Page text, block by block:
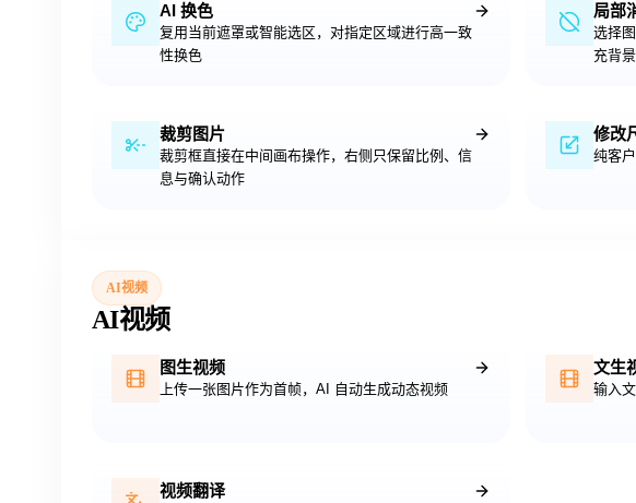
AI 换色
复用当前遮罩或智能选区，对指定区域进行高一致
性换色
局部
选择
充背景
裁剪图片
裁剪框直接在中间画布操作，右侧只保留比例、信
息与确认动作
修改
纯客
AI视频
AI视频
图生视频
上传一张图片作为首帧，AI 自动生成动态视频
文生
输入
视频翻译